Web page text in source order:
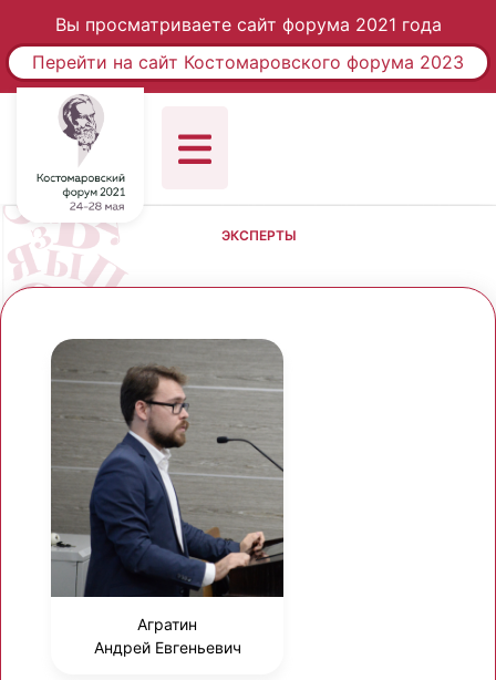
Вы просматриваете сайт форума 2021 года
Перейти на сайт Костомаровского форума 2023
ЭКСПЕРТЫ
Агратин
Андрей Евгеньевич